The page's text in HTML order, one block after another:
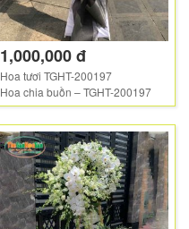
1,000,000 đ
Hoa tươi TGHT-200197
Hoa chia buồn – TGHT-200197